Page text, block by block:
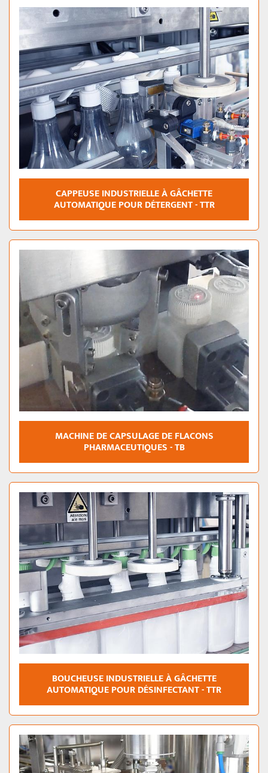
CAPPEUSE INDUSTRIELLE À GÂCHETTE
AUTOMATIQUE POUR DÉTERGENT - TTR
MACHINE DE CAPSULAGE DE FLACONS
PHARMACEUTIQUES - TB
BOUCHEUSE INDUSTRIELLE À GÂCHETTE
AUTOMATIQUE POUR DÉSINFECTANT - TTR